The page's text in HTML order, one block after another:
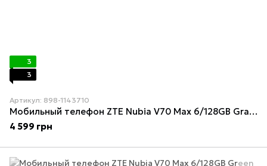
3
3
Артикул: 898-1143710
Мобильный телефон ZTE Nubia V70 Max 6/128GB Gray (1143710)
4 599 грн